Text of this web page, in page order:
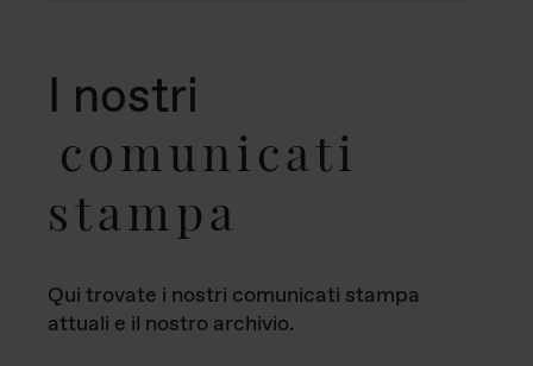
I nostri
comunicati
stampa
Qui trovate i nostri comunicati stampa
attuali e il nostro archivio.